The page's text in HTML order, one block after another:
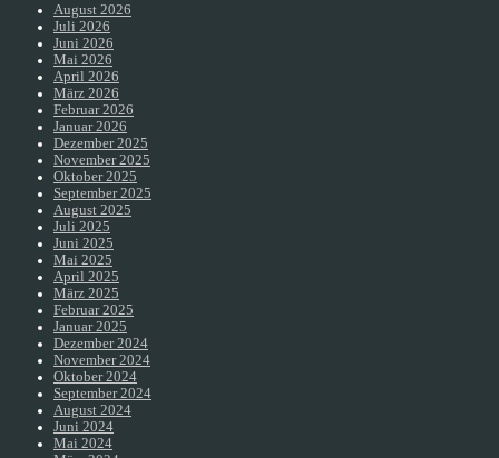
August 2026
Juli 2026
Juni 2026
Mai 2026
April 2026
März 2026
Februar 2026
Januar 2026
Dezember 2025
November 2025
Oktober 2025
September 2025
August 2025
Juli 2025
Juni 2025
Mai 2025
April 2025
März 2025
Februar 2025
Januar 2025
Dezember 2024
November 2024
Oktober 2024
September 2024
August 2024
Juni 2024
Mai 2024